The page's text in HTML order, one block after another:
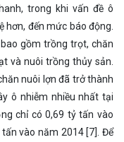
trong khi vấn đề ô
hơn, đến mức báo động.
gồm trồng trọt, chăn
và nuôi trồng thủy sản.
nuôi lợn đã trở thành
ô nhiễm nhiều nhất tại
chỉ có 0,69 tỷ tấn vào
vào năm 2014 [7]. Để